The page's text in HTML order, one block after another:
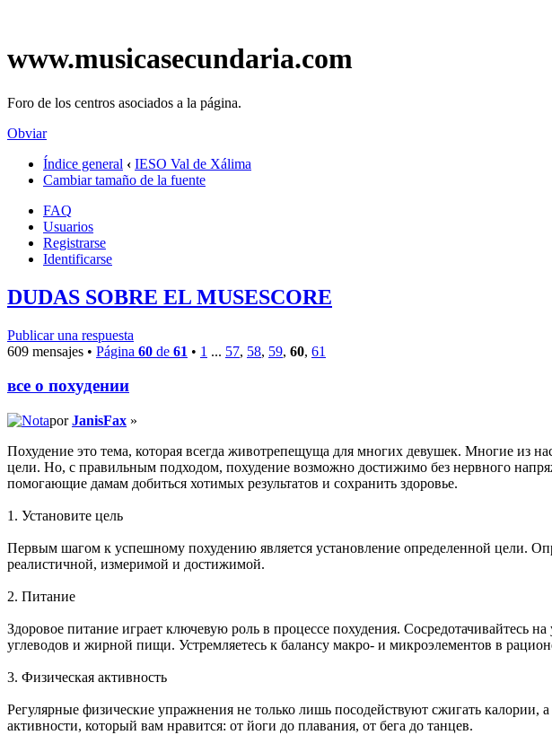
www.musicasecundaria.com
Foro de los centros asociados a la página.
Obviar
Índice general ‹ IESO Val de Xálima
Cambiar tamaño de la fuente
FAQ
Usuarios
Registrarse
Identificarse
DUDAS SOBRE EL MUSESCORE
Publicar una respuesta
609 mensajes • Página 60 de 61 • 1 ... 57, 58, 59, 60, 61
все о похудении
porJanisFax »
Похудение это тема, которая всегда животрепещуща для многих девушек. Многие из
цели. Но, с правильным подходом, похудение возможно достижимо без нервного
помогающие дамам добиться хотимых результатов и сохранить здоровье.
1. Установите цель
Первым шагом к успешному похудению является установление определенной цели.
реалистичной, измеримой и достижимой.
2. Питание
Здоровое питание играет ключевую роль в процессе похудения.
углеводов и жирной пищи. Устремляетесь к балансу макро- и микроэлементов в
3. Физическая активность
Регулярные физические упражнения не только лишь посодействуют сжигать
активности, который вам нравится: от йоги до плавания, от бега до танцев.